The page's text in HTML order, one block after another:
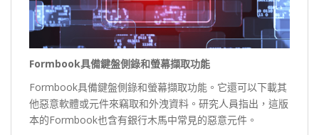
Formbook具備鍵盤側錄和螢幕擷取功能
Formbook具備鍵盤側錄和螢幕擷取功能。它還可以下載其
他惡意軟體或元件來竊取和外洩資料。研究人員指出，這版
本的Formbook也含有銀行木馬中常見的惡意元件。